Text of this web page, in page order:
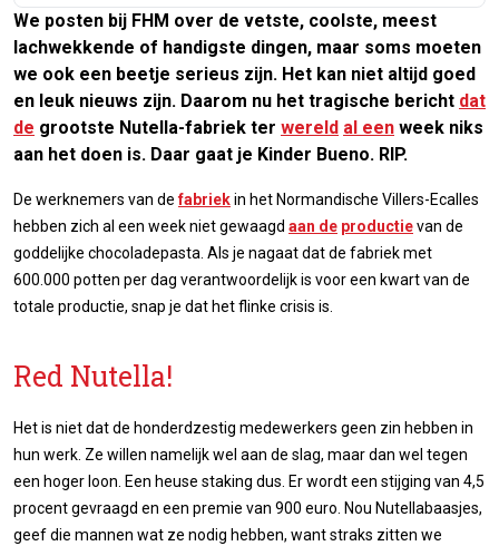
We posten bij FHM over de vetste, coolste, meest
lachwekkende of handigste dingen, maar soms moeten
we ook een beetje serieus zijn. Het kan niet altijd goed
en leuk nieuws zijn. Daarom nu het tragische bericht dat
de grootste Nutella-fabriek ter wereld al een week niks
aan het doen is. Daar gaat je Kinder Bueno. RIP.
De werknemers van defabriekin het Normandische Villers-Ecalles
hebben zich al een week niet gewaagd aan de productievan de
goddelijke chocoladepasta. Als je nagaat dat de fabriek met
600.000 potten per dag verantwoordelijk is voor een kwart van de
totale productie, snap je dat het flinke crisis is.
Red Nutella!
Het is niet dat de honderdzestig medewerkers geen zin hebben in
hun werk. Ze willen namelijk wel aan de slag, maar dan wel tegen
een hoger loon. Een heuse staking dus. Er wordt een stijging van 4,5
procent gevraagd en een premie van 900 euro. Nou Nutellabaasjes,
geef die mannen wat ze nodig hebben, want straks zitten we